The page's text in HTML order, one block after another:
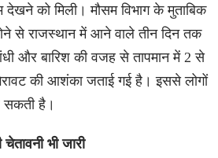
देखने को मिली। मौसम विभाग के मुताबिक
से राजस्थान में आने वाले तीन दिन तक
और बारिश की वजह से तापमान में 2 से
की आशंका जताई गई है। इससे लोगों
सकती है।
भी जारी